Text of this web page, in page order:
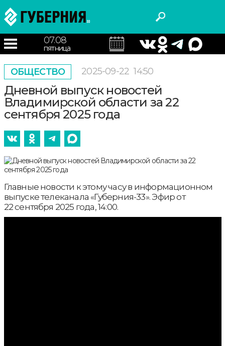
07.08
пятница
ОБЩЕСТВО 2025-09-22 14:50
Дневной выпуск новостей
Владимирской области за 22
сентября 2025 года
Главные новости к этому часу в информационном
выпуске телеканала «Губерния-33». Эфир от
22 сентября 2025 года, 14:00.